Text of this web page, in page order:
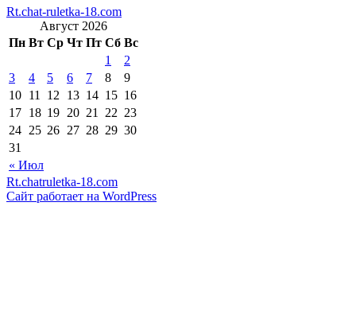
Rt.chat-ruletka-18.com
Август 2026
Пн Вт Ср Чт Пт Сб Вс
« Июл
1
2
3
4 5 6 7 8
9
10 11 12 13 14 15 16
17 18 19 20 21 22 23
24 25 26 27 28 29 30
31
Rt.chatruletka-18.com
Сайт работает на WordPress